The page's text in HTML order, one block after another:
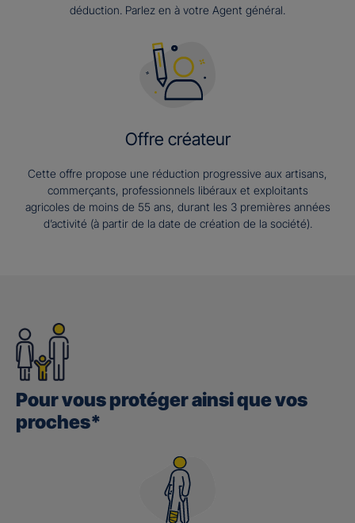
déduction. Parlez en à votre Agent général.
Offre créateur
Cette offre propose une réduction progressive aux artisans,
commerçants, professionnels libéraux et exploitants
agricoles de moins de 55 ans, durant les 3 premières années
d’activité (à partir de la date de création de la société).
Pour vous protéger ainsi que vos
proches*